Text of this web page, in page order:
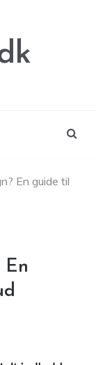
En guide til
En